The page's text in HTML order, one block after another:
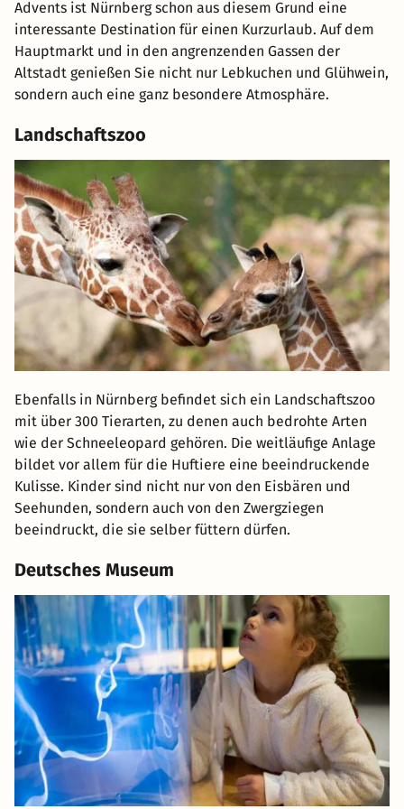
Alle Angebote ansehen
sondern auch eine ganz besondere Atmosphäre.
Landschaftszoo
Ebenfalls in Nürnberg befindet sich ein Landschaftszoo
mit über 300 Tierarten, zu denen auch bedrohte Arten
wie der Schneeleopard gehören. Die weitläufige Anlage
bildet vor allem für die Huftiere eine beeindruckende
Kulisse. Kinder sind nicht nur von den Eisbären und
Seehunden, sondern auch von den Zwergziegen
beeindruckt, die sie selber füttern dürfen.
Deutsches Museum
Das Deutsche Museum in München ist das größte Museum
der Welt für den Themenbereich Naturwissenschaft und